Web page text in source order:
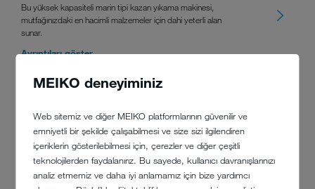
MEIKO deneyiminiz
Web sitemiz ve diğer MEIKO platformlarının güvenilir ve
emniyetli bir şekilde çalışabilmesi ve size sizi ilgilendiren
içeriklerin gösterilebilmesi için, çerezler ve diğer çeşitli
teknolojilerden faydalanırız. Bu sayede, kullanıcı davranışlarınızı
analiz etmemiz ve daha iyi anlamamız için bize yardımcı
Bu yüksek kapasiteli marin tipi kazan yıkama makinesi,
mutfağınızdaki en hacimli malzemeler için dahi yeterli alan
sunar.
Ayrıntıları göster
DV 270.2 MARIN
ve kapasitenin yanı sıra giriş ve çıkış tezgahlarıyla daha kolay
yükleme yapmanızı sağlayarak mutfağınızda mükemmel
sonuçlar almanızı sağlar.